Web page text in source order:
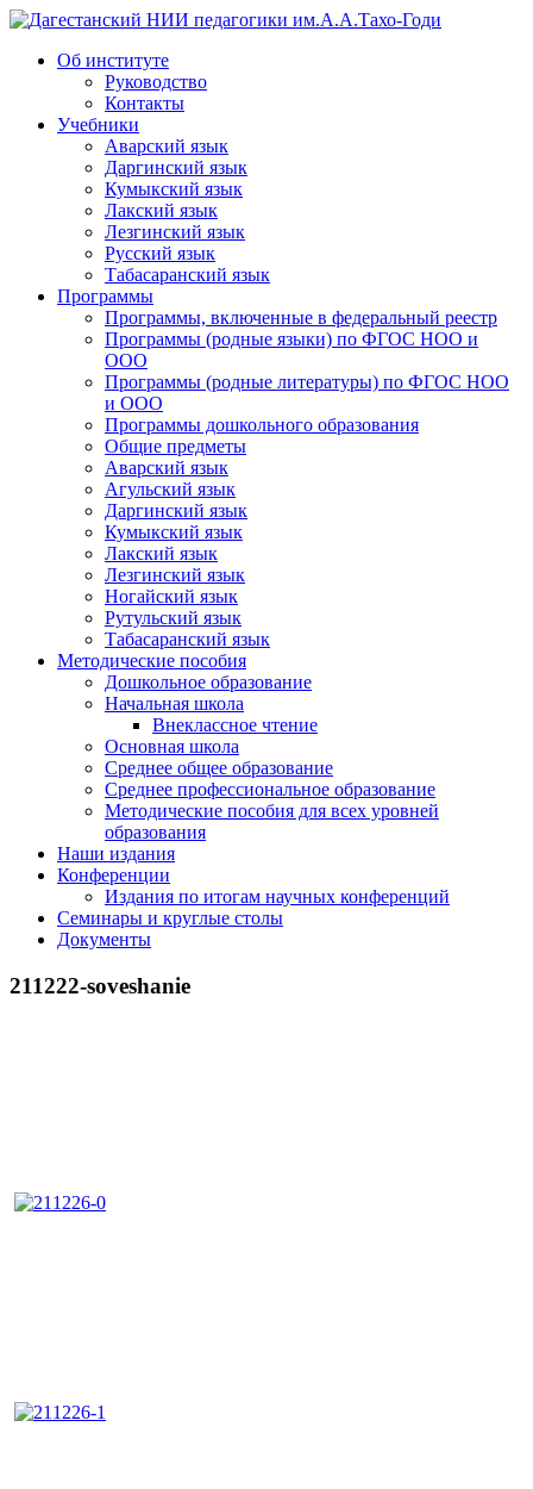
Дагестанский НИИ педагогики им.А.А.Тахо-Годи
Об институте
Руководство
Контакты
Учебники
Аварский язык
Даргинский язык
Кумыкский язык
Лакский язык
Лезгинский язык
Русский язык
Табасаранский язык
Программы
Программы, включенные в федеральный реестр
Программы (родные языки) по ФГОС НОО и
ООО
Программы (родные литературы) по ФГОС НОО
и ООО
Программы дошкольного образования
Общие предметы
Аварский язык
Агульский язык
Даргинский язык
Кумыкский язык
Лакский язык
Лезгинский язык
Ногайский язык
Рутульский язык
Табасаранский язык
Методические пособия
Дошкольное образование
Начальная школа
Внеклассное чтение
Основная школа
Среднее общее образование
Среднее профессиональное образование
Методические пособия для всех уровней
образования
Наши издания
Конференции
Издания по итогам научных конференций
Семинары и круглые столы
Документы
211222-soveshanie